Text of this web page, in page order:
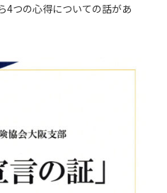
4つの心得についての話があ